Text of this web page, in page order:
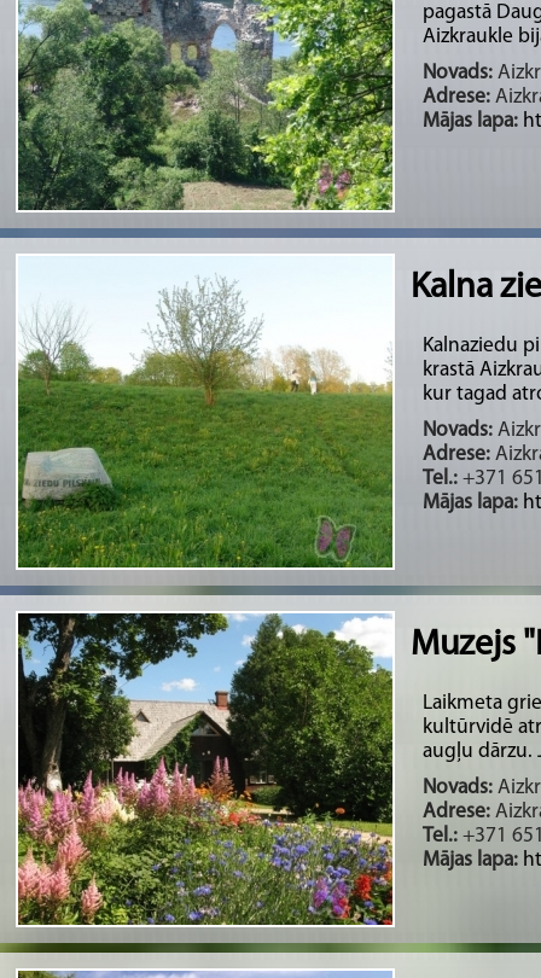
pagastā
Aizkraukle
Novads:
Adrese:
Mājas lapa:
Kalna
Kalnaziedu
krastā
kur tagad
Novads:
Adrese:
Tel.: +371
Mājas lapa:
Muzejs
Laikmeta
kultūrvidē
augļu dārzu.
Novads:
Adrese:
Tel.: +371
Mājas lapa: